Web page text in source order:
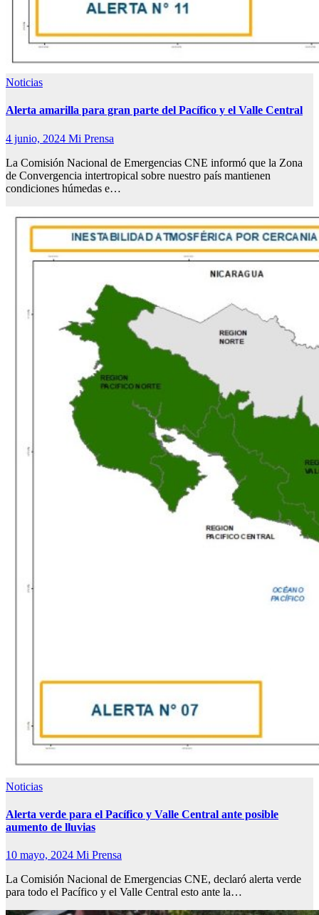
Noticias
Alerta amarilla para gran parte del Pacífico y el Valle Central
4 junio, 2024 Mi Prensa
La Comisión Nacional de Emergencias CNE informó que la Zona
de Convergencia intertropical sobre nuestro país mantienen
condiciones húmedas e…
Noticias
Alerta verde para el Pacífico y Valle Central ante posible
aumento de lluvias
10 mayo, 2024 Mi Prensa
La Comisión Nacional de Emergencias CNE, declaró alerta verde
para todo el Pacífico y el Valle Central esto ante la…